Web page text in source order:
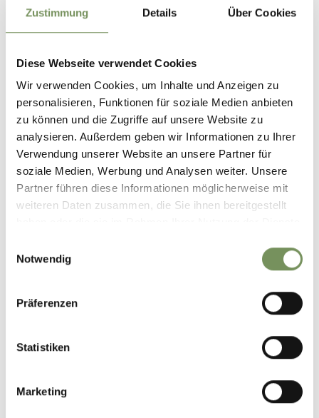
Zustimmung Details Über Cookies
Diese Webseite verwendet Cookies
Wir verwenden Cookies, um Inhalte und Anzeigen zu
personalisieren, Funktionen für soziale Medien anbieten
zu können und die Zugriffe auf unsere Website zu
analysieren. Außerdem geben wir Informationen zu Ihrer
Verwendung unserer Website an unsere Partner für
soziale Medien, Werbung und Analysen weiter. Unsere
Partner führen diese Informationen möglicherweise mit
weiteren Daten zusammen, die Sie ihnen bereitgestellt
Notwendig
Präferenzen
Statistiken
Marketing
Bacherhof
39010 Mölten
Kontakt
Simon's Lama Trekking
Bacherhof
39010 Mölten
info@simons-lamatrekking.it
Standard
56 €Frühstücks Trekking
46 €unter 12 Jahren, Frühstücks Trekking